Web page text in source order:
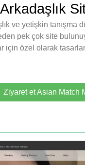
ve yetişkin tanışma
pek çok site
için özel olarak
Ziyaret et Asian Match